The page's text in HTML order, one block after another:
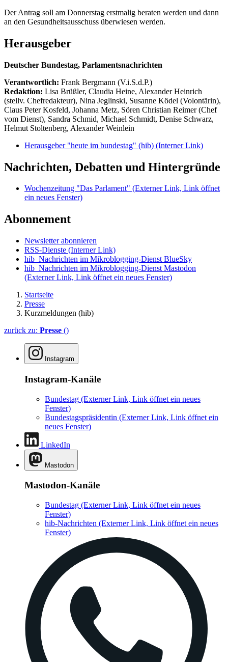
Der Antrag soll am Donnerstag erstmalig beraten werden und dann
an den Gesundheitsausschuss überwiesen werden.
Herausgeber
Deutscher Bundestag, Parlamentsnachrichten
Verantwortlich: Frank Bergmann (V.i.S.d.P.)
Redaktion: Lisa Brüßler, Claudia Heine, Alexander Heinrich
(stellv. Chefredakteur), Nina Jeglinski, Susanne Ködel (Volontärin),
Claus Peter Kosfeld, Johanna Metz, Sören Christian Reimer (Chef
vom Dienst), Sandra Schmid, Michael Schmidt, Denise Schwarz,
Helmut Stoltenberg, Alexander Weinlein
Herausgeber "heute im bundestag" (hib) (Interner Link)
Nachrichten, Debatten und Hintergründe
Wochenzeitung "Das Parlament" (Externer Link, Link öffnet
ein neues Fenster)
Abonnement
Newsletter abonnieren
RSS-Dienste (Interner Link)
hib_Nachrichten im Mikroblogging-Dienst BlueSky
hib_Nachrichten im Mikroblogging-Dienst Mastodon
(Externer Link, Link öffnet ein neues Fenster)
Startseite
Presse
Kurzmeldungen (hib)
zurück zu: Presse ()
Instagram
Instagram-Kanäle
Bundestag (Externer Link, Link öffnet ein neues
Fenster)
Bundestagspräsidentin (Externer Link, Link öffnet ein
neues Fenster)
LinkedIn
Mastodon
Mastodon-Kanäle
Bundestag (Externer Link, Link öffnet ein neues
Fenster)
hib-Nachrichten (Externer Link, Link öffnet ein neues
Fenster)